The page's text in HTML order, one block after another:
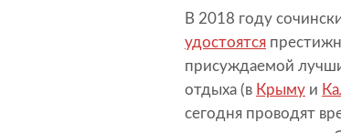
В 2018 году
удостоятся
присуждаемой
отдыха (в Крыму и
сегодня проводят